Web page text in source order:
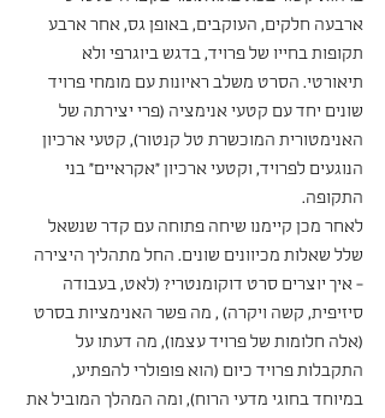
ארבעה חלקים, העוקבים, באופן גס, אחר ארבע
תקופות בחייו של פרויד, בדגש ביוגרפי ולא
תיאורטי. הסרט משלב ראיונות עם מומחי פרויד
שונים יחד עם קטעי אנימציה (פרי יצירתה של
האנימטורית המוכשרת טל קנטור), קטעי ארכיון
הנוגעים לפרויד, וקטעי ארכיון "אקראיים" בני
התקופה.
לאחר מכן קיימנו שיחה פתוחה עם קדר שנשאל
שלל שאלות מכיוונים שונים. החל מתהליך היצירה
- איך יוצרים סרט דוקומנטרי? (לאט, בעבודה
סיזיפית, קשה ויקרה) , מה פשר האנימציות בסרט
(אלה חלומות של פרויד עצמו), מה דעתו על
התקבלות פרויד כיום (הוא פופולרי להפתיע,
במיוחד בחוגי מדעי הרוח), ומה המהלך המוביל את